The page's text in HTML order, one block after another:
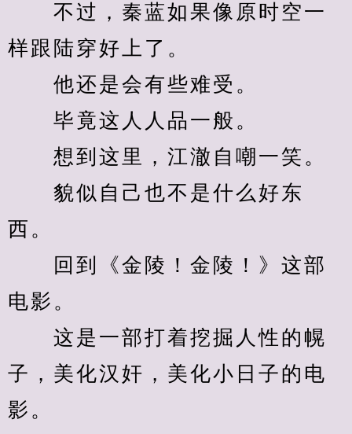
不过，秦蓝如果像原时空一
样跟陆穿好上了。
他还是会有些难受。
毕竟这人人品一般。
想到这里，江澈自嘲一笑。
貌似自己也不是什么好东
西。
回到《金陵！金陵！》这部
电影。
这是一部打着挖掘人性的幌
子，美化汉奸，美化小日子的电
影。